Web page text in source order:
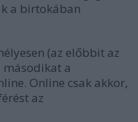
a birtokában
(az előbbit az
a
Online csak akkor,
az